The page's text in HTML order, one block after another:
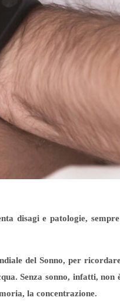
disagi e patologie,
del Sonno, per
Senza sonno, infatti, non
la concentrazione.